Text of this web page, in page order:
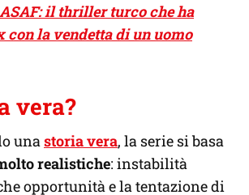
ASAF: il thriller turco che ha
con la vendetta di un uomo
vera?
unastoria vera, la serie si basa
realistiche: instabilità
opportunità e la tentazione di